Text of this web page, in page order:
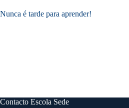
Nunca é tarde para aprender!
Contacto Escola Sede